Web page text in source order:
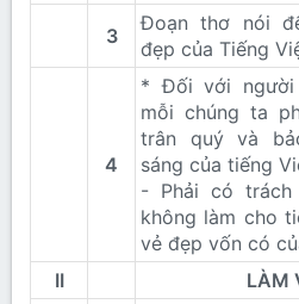
3
Đoạn thơ nói
đẹp của Tiếng
4
* Đối với người
mỗi chúng ta
trân quý và
sáng của tiếng
- Phải có trách
không làm cho
vẻ đẹp vốn có
II LÀM